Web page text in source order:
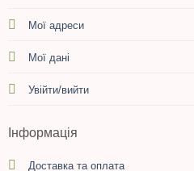
Мої адреси
Мої дані
Увійти/вийти
Інформація
Доставка та оплата